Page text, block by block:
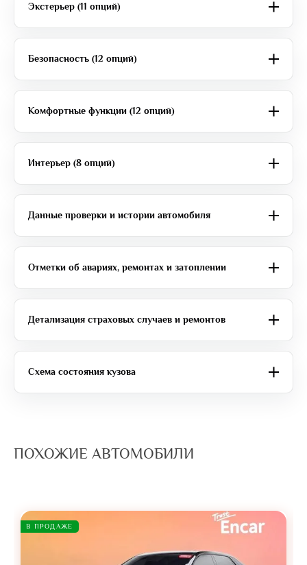
Экстерьер (11 опций)
Безопасность (12 опций)
Комфортные функции (12 опций)
Интерьер (8 опций)
Данные проверки и истории автомобиля
Отметки об авариях, ремонтах и затоплении
Детализация страховых случаев и ремонтов
Схема состояния кузова
ПОХОЖИЕ АВТОМОБИЛИ
В ПРОДАЖЕ